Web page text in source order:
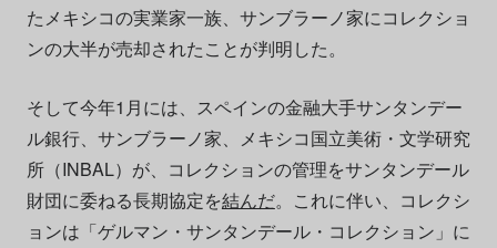
たメキシコの実業家一族、サンブラーノ家にコレクショ
ンの大半が売却されたことが判明した。
そして今年1月には、スペインの金融大手サンタンデー
ル銀行、サンブラーノ家、メキシコ国立美術・文学研究
所（INBAL）が、コレクションの管理をサンタンデール
財団に委ねる長期協定を結んだ。これに伴い、コレクシ
ョンは「ゲルマン・サンタンデール・コレクション」に